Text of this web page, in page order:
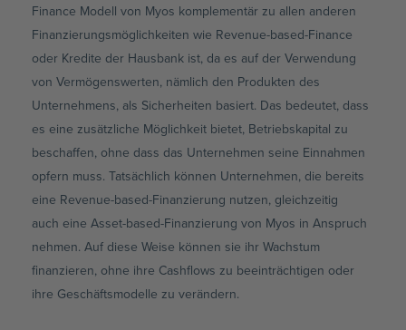
Finance Modell von Myos komplementär zu allen anderen
Finanzierungsmöglichkeiten wie Revenue-based-Finance
oder Kredite der Hausbank ist, da es auf der Verwendung
von Vermögenswerten, nämlich den Produkten des
Unternehmens, als Sicherheiten basiert. Das bedeutet, dass
es eine zusätzliche Möglichkeit bietet, Betriebskapital zu
beschaffen, ohne dass das Unternehmen seine Einnahmen
opfern muss. Tatsächlich können Unternehmen, die bereits
eine Revenue-based-Finanzierung nutzen, gleichzeitig
auch eine Asset-based-Finanzierung von Myos in Anspruch
nehmen. Auf diese Weise können sie ihr Wachstum
finanzieren, ohne ihre Cashflows zu beeinträchtigen oder
ihre Geschäftsmodelle zu verändern.